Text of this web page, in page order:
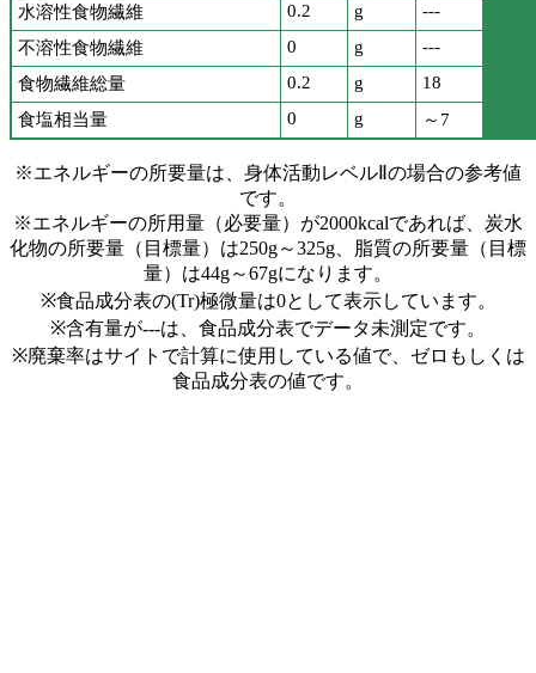
水溶性食物繊維
0.2 g
---
不溶性食物繊維
0 g
---
食物繊維総量
0.2 g
18
食塩相当量
0 g ～7
※エネルギーの所要量は、身体活動レベルⅡの場合の参考値
です。
※エネルギーの所用量（必要量）が2000kcalであれば、炭水
化物の所要量（目標量）は250g～325g、脂質の所要量（目標
量）は44g～67gになります。
※食品成分表の(Tr)極微量は0として表示しています。
※含有量が---は、食品成分表でデータ未測定です。
※廃棄率はサイトで計算に使用している値で、ゼロもしくは
食品成分表の値です。